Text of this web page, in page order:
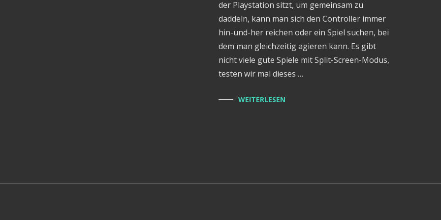
der Playstation sitzt, um gemeinsam zu
daddeln, kann man sich den Controller immer
hin-und-her reichen oder ein Spiel suchen, bei
dem man gleichzeitig agieren kann. Es gibt
nicht viele gute Spiele mit Split-Screen-Modus,
testen wir mal dieses …
WEITERLESEN